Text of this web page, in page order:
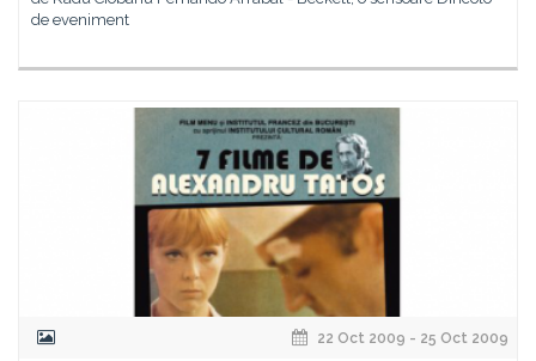
de eveniment
22 Oct 2009 - 25 Oct 2009